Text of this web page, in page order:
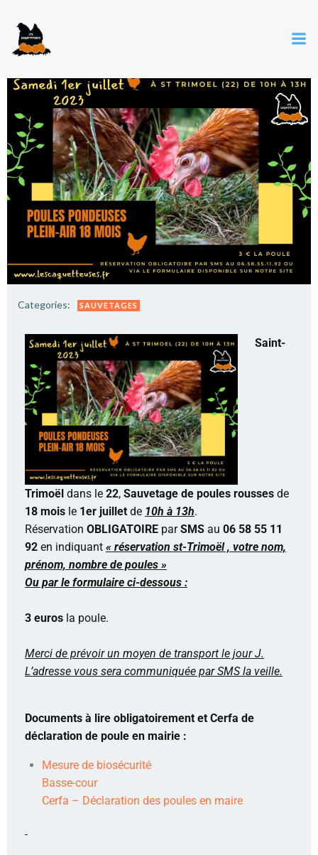
Categories: SAUVETAGES
Saint-
Trimoël dans le 22, Sauvetage de poules rousses de
18 mois le 1er juillet de 10h à 13h.
Réservation OBLIGATOIRE parSMS au 06 58 55 11
92 en indiquant « réservation st-Trimoël , votre nom,
prénom, nombre de poules »
Ou par le formulaire ci-dessous :
3 euros la poule.
Merci de prévoir un moyen de transport le jour J.
L’adresse vous sera communiquée par SMS la veille.
Documents à lire obligatoirement et Cerfa de
déclaration de poule en mairie :
Mesure de biosécurité
Basse-cour
Cerfa – Déclaration des poules en maire